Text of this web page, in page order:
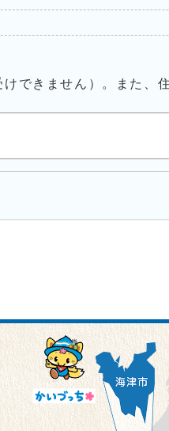
できません）。また、